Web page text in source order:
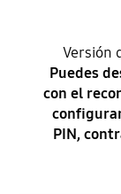
Versión
Puedes
con el
PIN,